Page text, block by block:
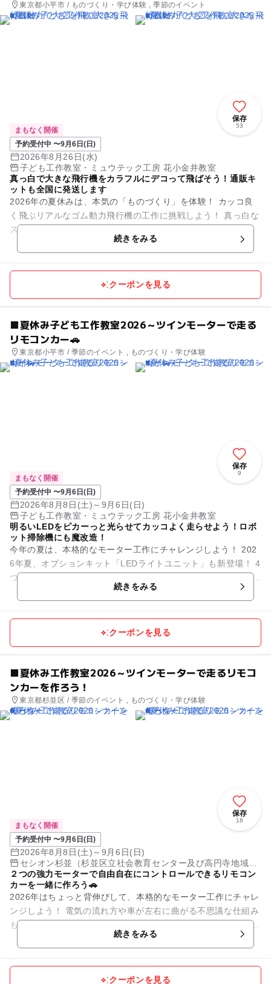
東京都小平市 / ものづくり・学び体験 , 季節のイベント
保存
53
まもなく開催
予約受付中 〜9月6日(日)
2026年8月26日(水)
子ども工作教室・ミュウテック工房 花小金井教室
真っ白で大きな飛行機をカラフルにデコって飛ばそう！通販キ
ットも全国に発送します
2026年の夏休みは、本気の「ものづくり」を体験！ カッコ良
く飛ぶリアルなゴム動力飛行機の工作に挑戦しよう！ 真っ白な
スチレンペーパーで組み立てた機体をカラフルにデコレーショ
続きをみる
クーポンを見る
■夏休み子ども工作教室2026～ツインモーターで走る
リモコンカー🚗
東京都小平市 / 季節のイベント , ものづくり・学び体験
保存
9
まもなく開催
予約受付中 〜9月6日(日)
2026年8月8日(土)～9月6日(日)
子ども工作教室・ミュウテック工房 花小金井教室
明るいLEDをピカーっと光らせてカッコよく走らせよう！ロボ
ット掃除機にも魔改造！
今年の夏は、本格的なモーター工作にチャレンジしよう！ 202
6年夏、オプションキット「LEDライトユニット」も新登場！ 4
つの白色LEDと5色のキャップで、色鮮やかな光をデザインした
続きをみる
クーポンを見る
■夏休み工作教室2026～ツインモーターで走るリモコ
ンカーを作ろう！
東京都杉並区 / 季節のイベント , ものづくり・学び体験
保存
18
まもなく開催
予約受付中 〜9月6日(日)
2026年8月8日(土)～9月6日(日)
セシオン杉並（杉並区立社会教育センター及び高円寺地域区
民センター複合施設）
２つの強力モーターで自由自在にコントロールできるリモコン
カーを一緒に作ろう🚗
2026年はちょっと背伸びして、本格的なモーター工作にチャレ
ンジしよう！ 電気の流れ方や車が左右に曲がる不思議な仕組み
も、一緒に学びながら作ります。 ★★リモコンカー工作の内容
続きをみる
クーポンを見る